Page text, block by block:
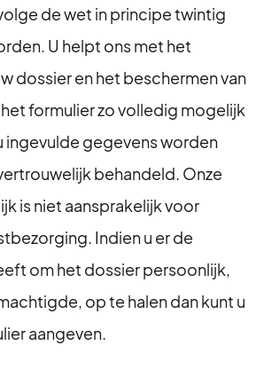
de wet in principe twintig
U helpt ons met het
dossier en het beschermen van
het formulier zo volledig mogelijk
ingevulde gegevens worden
behandeld. Onze
is niet aansprakelijk voor
Indien u er de
om het dossier persoonlijk,
op te halen dan kunt u
aangeven.